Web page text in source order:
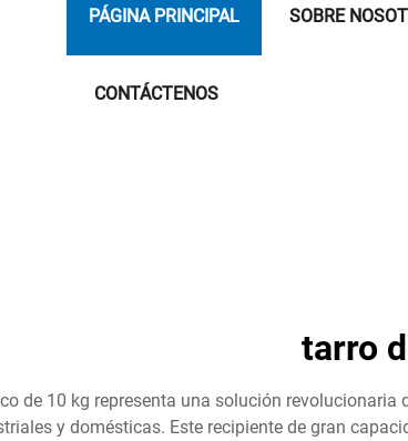
PÁGINA PRINCIPAL SOBRE
CONTÁCTENOS
tarro
de 10 kg representa una solución
y domésticas. Este recipiente de gran